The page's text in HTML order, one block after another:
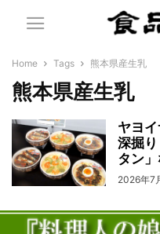
Home Tags 熊本県産生乳
熊本県産生乳
ヤヨ
深掘
タン
2026年7